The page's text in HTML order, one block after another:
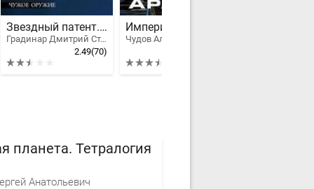
Звездный патент. Тетралогия
Градинар Дмитрий Степанович
2.49(70)
Империя Аратан
Чудов Альберто
планета. Тетралогия
Анатольевич